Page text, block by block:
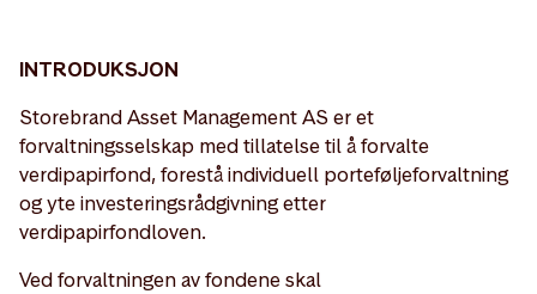
INTRODUKSJON
Storebrand Asset Management AS er et
forvaltningsselskap med tillatelse til å forvalte
verdipapirfond, forestå individuell porteføljeforvaltning
og yte investeringsrådgivning etter
verdipapirfondloven.
Ved forvaltningen av fondene skal